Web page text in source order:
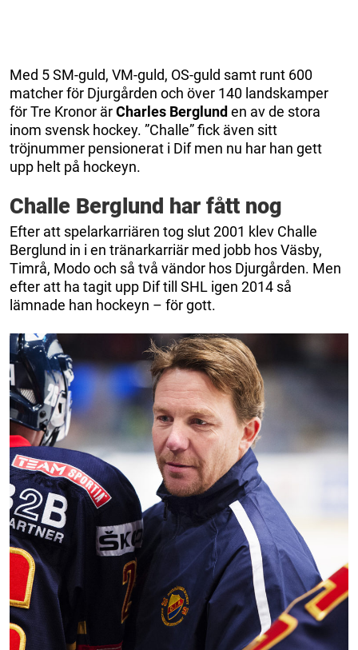
Med 5 SM-guld, VM-guld, OS-guld samt runt 600
matcher för Djurgården och över 140 landskamper
för Tre Kronor ärCharles Berglund en av de stora
inom svensk hockey. ”Challe” fick även sitt
tröjnummer pensionerat i Dif men nu har han gett
upp helt på hockeyn.
Challe Berglund har fått nog
Efter att spelarkarriären tog slut 2001 klev Challe
Berglund in i en tränarkarriär med jobb hos Väsby,
Timrå, Modo och så två vändor hos Djurgården. Men
efter att ha tagit upp Dif till SHL igen 2014 så
lämnade han hockeyn – för gott.